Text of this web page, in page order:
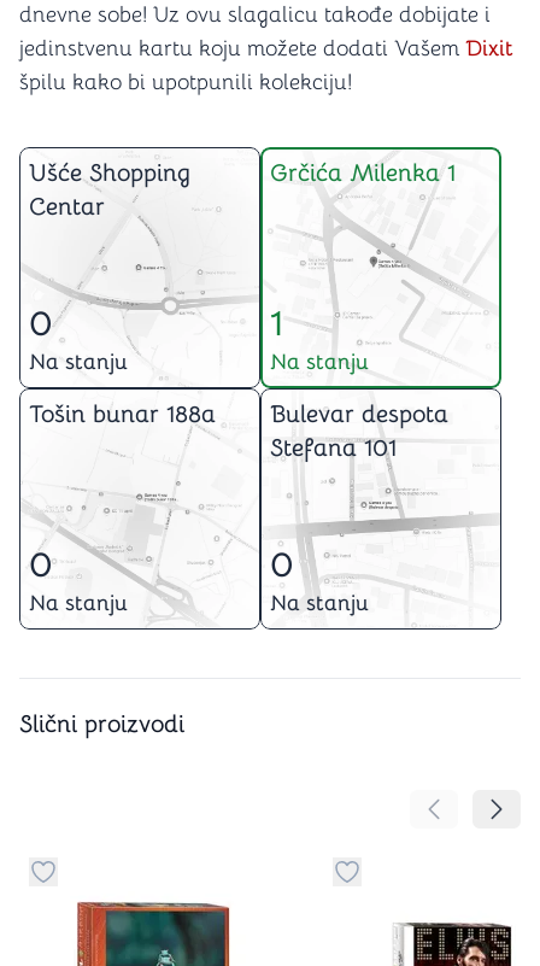
dnevne sobe! Uz ovu slagalicu takođe dobijate i
jedinstvenu kartu koju možete dodati Vašem Dixit
špilu kako bi upotpunili kolekciju!
Ušće Shopping
Centar
0
Na stanju
Grčića Milenka 1
1
Na stanju
Tošin bunar 188a
0
Na stanju
Bulevar despota
Stefana 101
0
Na stanju
Slični proizvodi
Pomeranje
Dugme za dodavanje stvari u kategoriju omiljeno
Dugme za dodavanje